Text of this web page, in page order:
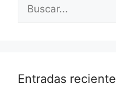
Entradas